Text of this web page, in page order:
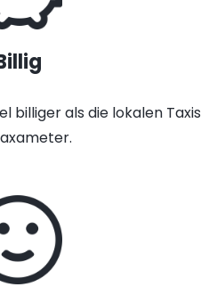
billiger als die lokalen Taxis